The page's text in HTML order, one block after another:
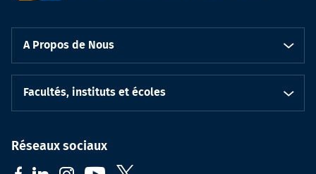
A Propos de Nous
Facultés, instituts et écoles
Réseaux sociaux